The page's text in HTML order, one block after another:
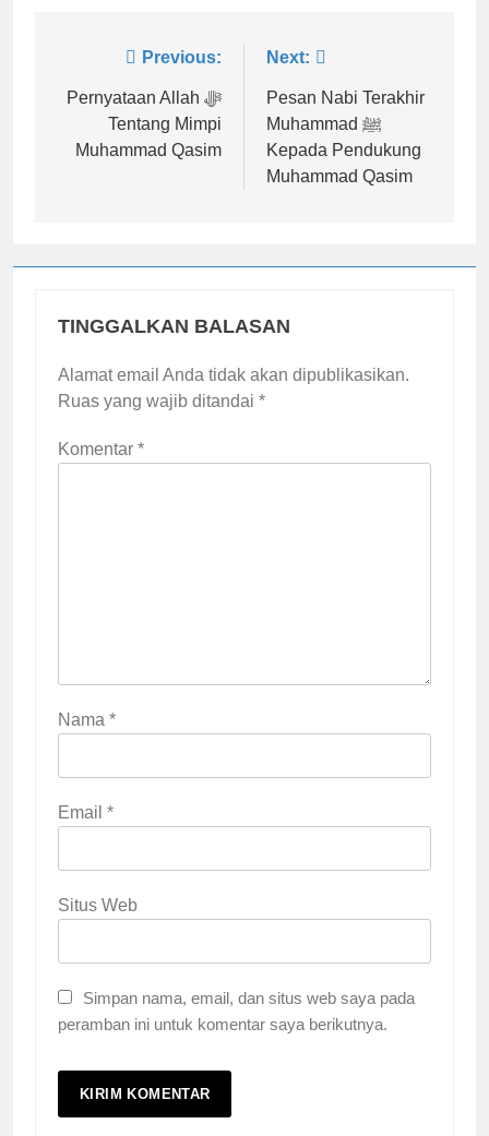
Navigasi
pos
Previous:
Pernyataan Allah ﷻ
Tentang Mimpi
Muhammad Qasim
Next:
Pesan Nabi Terakhir
Muhammad ﷺ
Kepada Pendukung
Muhammad Qasim
TINGGALKAN BALASAN
Alamat email Anda tidak akan dipublikasikan.
Ruas yang wajib ditandai *
Komentar *
Nama *
Email *
Situs Web
Simpan nama, email, dan situs web saya pada
peramban ini untuk komentar saya berikutnya.